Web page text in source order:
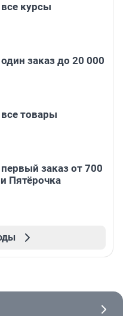
курсы
заказ до 20 000
товары
заказ от 700
Пятёрочка